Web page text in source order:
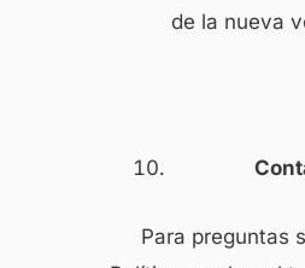
de la nueva
Para preguntas